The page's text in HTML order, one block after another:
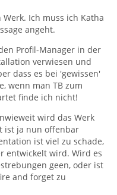
Ich muss ich Katha
angeht.
Profil-Manager in der
verwiesen und
dass es bei 'gewissen'
wenn man TB zum
finde ich nicht!
wird das Werk
ist ja nun offenbar
ist viel zu schade,
entwickelt wird. Wird es
geen, oder ist
and forget zu